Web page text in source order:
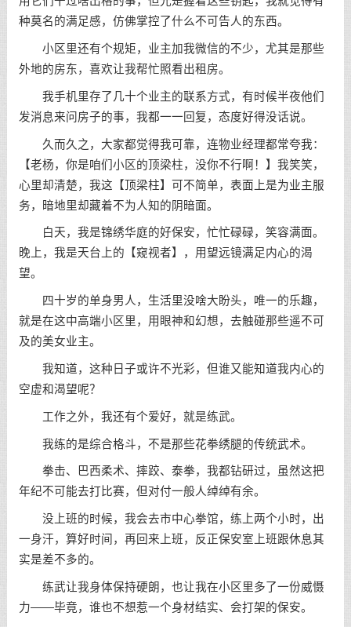
种莫名的满足感，仿佛掌控了什么不可告人的东西。
小区里还有个规矩，业主加我微信的不少，尤其是那些
外地的房东，喜欢让我帮忙照看出租房。
我手机里存了几十个业主的联系方式，有时候半夜他们
发消息来问房子的事，我都一一回复，态度好得没话说。
久而久之，大家都觉得我可靠，连物业经理都常夸我：
【老杨，你是咱们小区的顶梁柱，没你不行啊！】我笑笑，
心里却清楚，我这【顶梁柱】可不简单，表面上是为业主服
务，暗地里却藏着不为人知的阴暗面。
白天，我是锦绣华庭的好保安，忙忙碌碌，笑容满面。
晚上，我是天台上的【窥视者】，用望远镜满足内心的渴
望。
四十岁的单身男人，生活里没啥大盼头，唯一的乐趣，
就是在这中高端小区里，用眼神和幻想，去触碰那些遥不可
及的美女业主。
我知道，这种日子或许不光彩，但谁又能知道我内心的
空虚和渴望呢？
工作之外，我还有个爱好，就是练武。
我练的是综合格斗，不是那些花拳绣腿的传统武术。
拳击、巴西柔术、摔跤、泰拳，我都钻研过，虽然这把
年纪不可能去打比赛，但对付一般人绰绰有余。
没上班的时候，我会去市中心拳馆，练上两个小时，出
一身汗，算好时间，再回来上班，反正保安室上班跟休息其
实是差不多的。
练武让我身体保持硬朗，也让我在小区里多了一份威慑
力——毕竟，谁也不想惹一个身材结实、会打架的保安。